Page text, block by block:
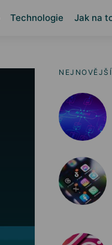
Technologie Jak na
NEJNOVĚJŠÍ